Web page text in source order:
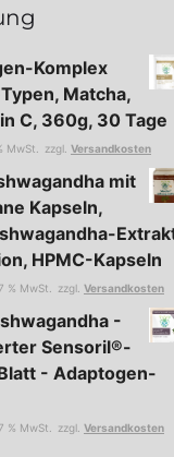
Komplex
Matcha,
C, 360g, 30 Tage
MwSt. zzgl. Versandkosten
mit
Kapseln,
HPMC-Kapseln
% MwSt. zzgl. Versandkosten
-
Sensoril®-
- Adaptogen-
% MwSt. zzgl. Versandkosten